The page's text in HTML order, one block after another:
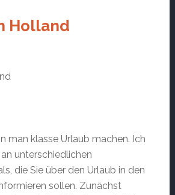
Holland
man klasse Urlaub machen. Ich
unterschiedlichen
die Sie über den Urlaub in den
sollen. Zunächst